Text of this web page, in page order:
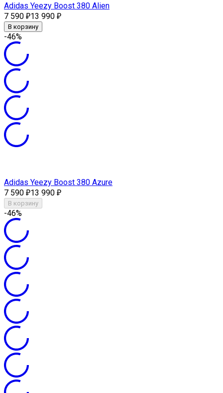
Adidas Yeezy Boost 380 Alien
7 590 ₽13 990 ₽
В корзину
-46%
Adidas Yeezy Boost 380 Azure
7 590 ₽13 990 ₽
В корзину
-46%